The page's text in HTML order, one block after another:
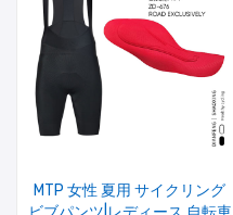
MTP 女性 夏用 サイクリング